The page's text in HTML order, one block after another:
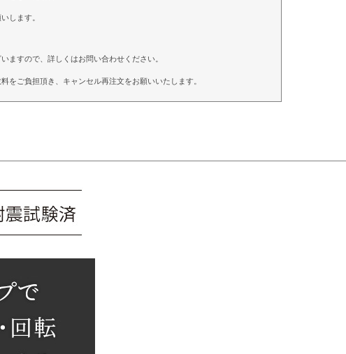
します。
ますので、詳しくはお問い合わせください。
をご負担頂き、キャンセル再注文をお願いいたします。